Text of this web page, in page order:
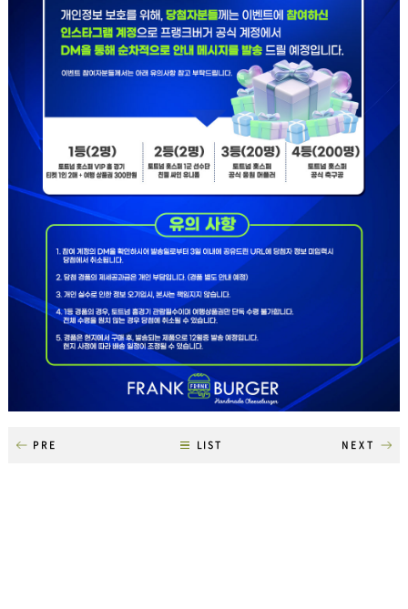
PRE LIST NEXT